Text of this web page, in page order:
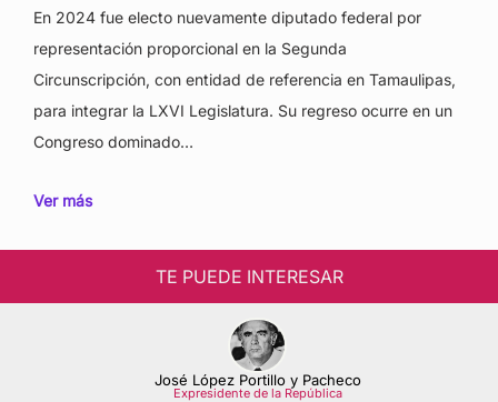
En 2024 fue electo nuevamente diputado federal por
representación proporcional en la Segunda
Circunscripción, con entidad de referencia en Tamaulipas,
para integrar la LXVI Legislatura. Su regreso ocurre en un
Congreso dominado…
Ver más
TE PUEDE INTERESAR
José López Portillo y Pacheco
Expresidente de la República